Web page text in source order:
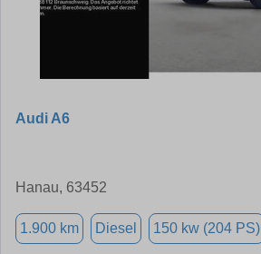
Audi A6
Hanau, 63452
1.900 km Diesel 150 kw (204 PS)